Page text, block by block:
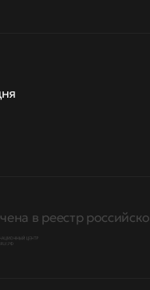
в реестр